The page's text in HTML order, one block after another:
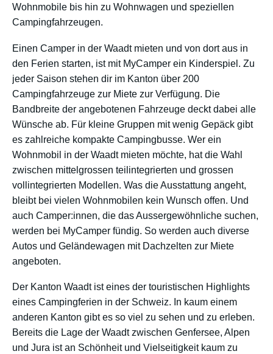
Wohnmobile bis hin zu Wohnwagen und speziellen
Campingfahrzeugen.
Einen Camper in der Waadt mieten und von dort aus in
den Ferien starten, ist mit MyCamper ein Kinderspiel. Zu
jeder Saison stehen dir im Kanton über 200
Campingfahrzeuge zur Miete zur Verfügung. Die
Bandbreite der angebotenen Fahrzeuge deckt dabei alle
Wünsche ab. Für kleine Gruppen mit wenig Gepäck gibt
es zahlreiche kompakte Campingbusse. Wer ein
Wohnmobil in der Waadt mieten möchte, hat die Wahl
zwischen mittelgrossen teilintegrierten und grossen
vollintegrierten Modellen. Was die Ausstattung angeht,
bleibt bei vielen Wohnmobilen kein Wunsch offen. Und
auch Camper:innen, die das Aussergewöhnliche suchen,
werden bei MyCamper fündig. So werden auch diverse
Autos und Geländewagen mit Dachzelten zur Miete
angeboten.
Der Kanton Waadt ist eines der touristischen Highlights
eines Campingferien in der Schweiz. In kaum einem
anderen Kanton gibt es so viel zu sehen und zu erleben.
Bereits die Lage der Waadt zwischen Genfersee, Alpen
und Jura ist an Schönheit und Vielseitigkeit kaum zu